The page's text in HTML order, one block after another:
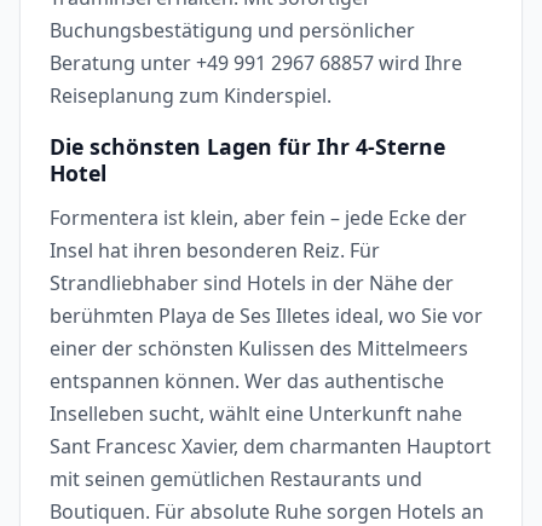
Buchungsbestätigung und persönlicher
Beratung unter +49 991 2967 68857 wird Ihre
Reiseplanung zum Kinderspiel.
Die schönsten Lagen für Ihr 4-Sterne
Hotel
Formentera ist klein, aber fein – jede Ecke der
Insel hat ihren besonderen Reiz. Für
Strandliebhaber sind Hotels in der Nähe der
berühmten Playa de Ses Illetes ideal, wo Sie vor
einer der schönsten Kulissen des Mittelmeers
entspannen können. Wer das authentische
Inselleben sucht, wählt eine Unterkunft nahe
Sant Francesc Xavier, dem charmanten Hauptort
mit seinen gemütlichen Restaurants und
Boutiquen. Für absolute Ruhe sorgen Hotels an